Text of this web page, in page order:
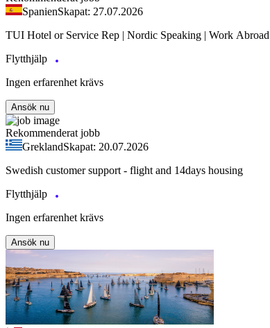
SpanienSkapat: 27.07.2026
TUI Hotel or Service Rep | Nordic Speaking | Work Abroad
Flytthjälp
Ingen erfarenhet krävs
Ansök nu
Rekommenderat jobb
GreklandSkapat: 20.07.2026
Swedish customer support - flight and 14days housing
Flytthjälp
Ingen erfarenhet krävs
Ansök nu